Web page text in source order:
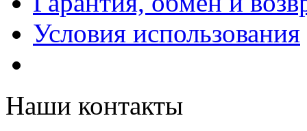
Условия использования
Наши контакты